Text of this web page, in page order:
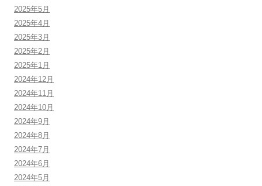
2025年5月
2025年4月
2025年3月
2025年2月
2025年1月
2024年12月
2024年11月
2024年10月
2024年9月
2024年8月
2024年7月
2024年6月
2024年5月